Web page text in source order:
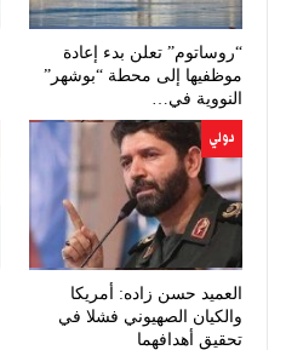
“روساتوم” تعلن بدء إعادة
موظفيها إلى محطة “بوشهر”
النووية في…
دولي
العميد حسن زاده: أمريكا
والكيان الصهيوني فشلا في
تحقيق أهدافهما